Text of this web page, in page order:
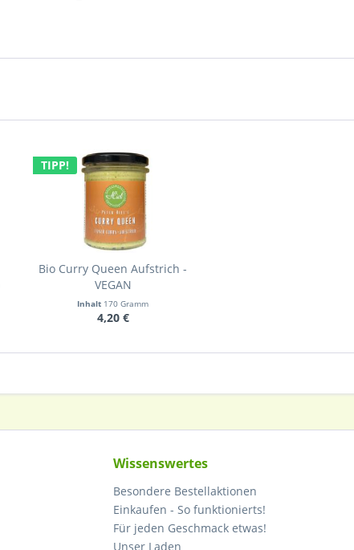
TIPP!
Bio Curry Queen Aufstrich -
VEGAN
Inhalt 170 Gramm
4,20 €
Wissenswertes
Besondere Bestellaktionen
Einkaufen - So funktionierts!
Für jeden Geschmack etwas!
Unser Laden